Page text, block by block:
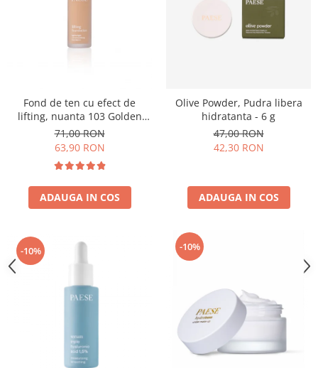
Fond de ten cu efect de
lifting, nuanta 103 Golden
Beige - 30ml
71,00 RON
63,90 RON
ADAUGA IN COS
Olive Powder, Pudra libera
hidratanta - 6 g
47,00 RON
42,30 RON
ADAUGA IN COS
-10% -10%